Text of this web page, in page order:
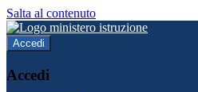
Salta al contenuto
Accedi
Accedi